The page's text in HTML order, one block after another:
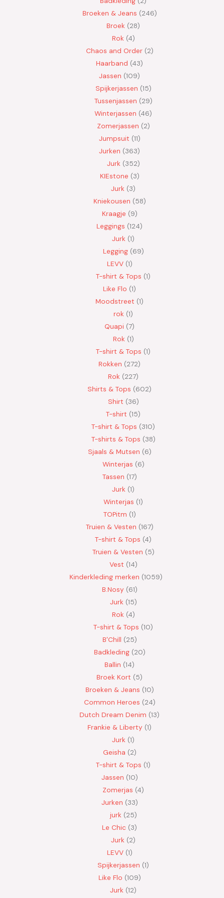
Broeken & Jeans 246
Broek 28
Rok 4
Chaos and Order 2
Haarband 43
Jassen 109
Spijkerjassen 15
Tussenjassen 29
Winterjassen 46
Zomerjassen 2
Jumpsuit 11
Jurken 363
Jurk 352
KIEstone 3
Jurk 3
Kniekousen 58
Kraagje 9
Leggings 124
Jurk 1
Legging 69
LEVV 1
T-shirt & Tops 1
Like Flo 1
Moodstreet 1
rok 1
Quapi 7
Rok 1
T-shirt & Tops 1
Rokken 272
Rok 227
Shirts & Tops 602
Shirt 36
T-shirt 15
T-shirt & Tops 310
T-shirts & Tops 38
Sjaals & Mutsen 6
Winterjas 6
Tassen 17
Jurk 1
Winterjas 1
TOPitm 1
Truien & Vesten 167
T-shirt & Tops 4
Truien & Vesten 5
Vest 14
Kinderkleding merken 1059
B.Nosy 61
Jurk 15
Rok 4
T-shirt & Tops 10
B'Chill 25
Badkleding 20
Ballin 14
Broek Kort 5
Broeken & Jeans 10
Common Heroes 24
Dutch Dream Denim 13
Frankie & Liberty 1
Jurk 1
Geisha 2
T-shirt & Tops 1
Jassen 10
Zomerjas 4
Jurken 33
jurk 25
Le Chic 3
Jurk 2
LEVV 1
Spijkerjassen 1
Like Flo 109
Jurk 12